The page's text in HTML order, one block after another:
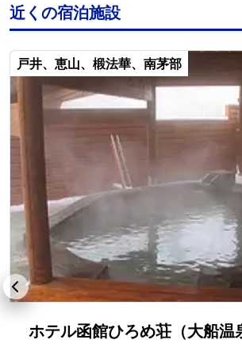
近くの宿泊施設
戸井、恵山、椴法華、南茅部